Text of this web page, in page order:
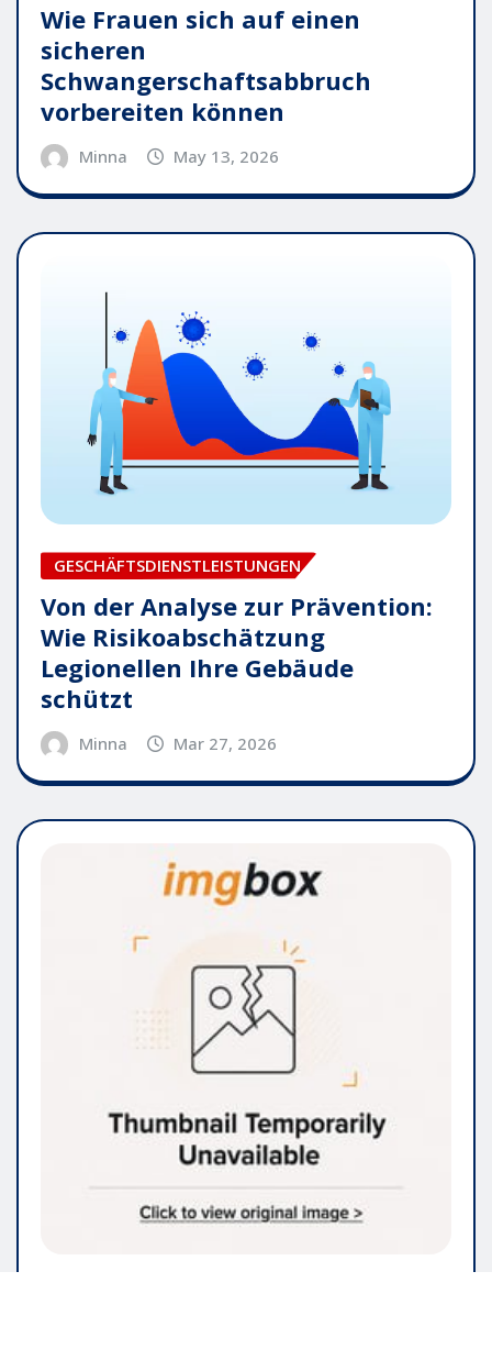
Wie Frauen sich auf einen
sicheren
Schwangerschaftsabbruch
vorbereiten können
Minna May 13, 2026
GESCHÄFTSDIENSTLEISTUNGEN
Von der Analyse zur Prävention:
Wie Risikoabschätzung
Legionellen Ihre Gebäude
schützt
Minna Mar 27, 2026